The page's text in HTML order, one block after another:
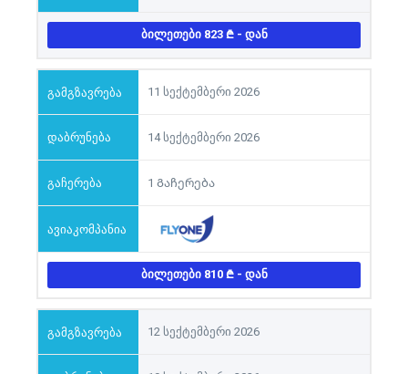
ᲑᲘᲚᲔᲗᲔᲑᲘ 823 - ᲓᲐᲜ
11 სექტემბერი 2026
14 სექტემბერი 2026
1 Გაჩერება
ᲑᲘᲚᲔᲗᲔᲑᲘ 810 - ᲓᲐᲜ
12 სექტემბერი 2026